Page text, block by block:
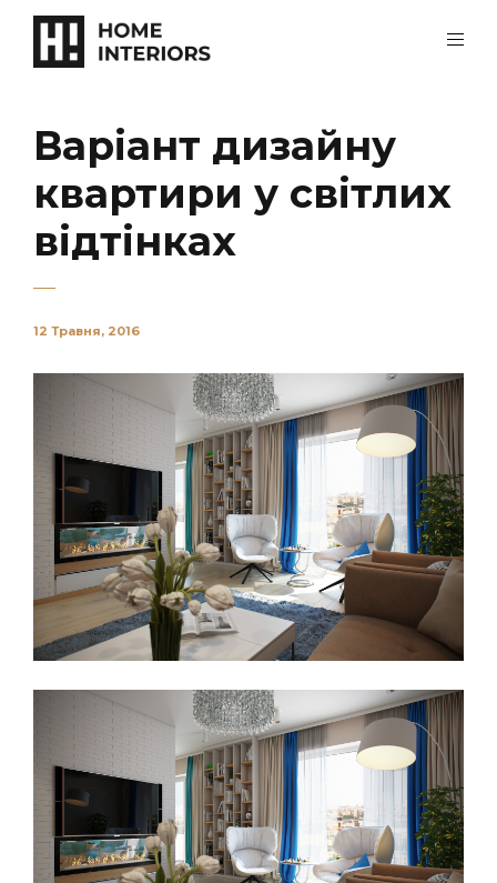
Варіант дизайну
квартири у світлих
відтінках
12 Травня, 2016